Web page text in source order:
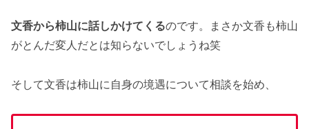
文香から柿山に話しかけてくるのです。まさか文香も柿山
がとんだ変人だとは知らないでしょうね笑
そして文香は柿山に自身の境遇について相談を始め、